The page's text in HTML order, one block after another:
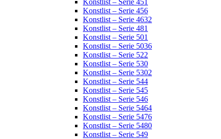
Konstlist – Serie 451
Konstlist – Serie 456
Konstlist – Serie 4632
Konstlist – Serie 481
Konstlist – Serie 501
Konstlist – Serie 5036
Konstlist – Serie 522
Konstlist – Serie 530
Konstlist – Serie 5302
Konstlist – Serie 544
Konstlist – Serie 545
Konstlist – Serie 546
Konstlist – Serie 5464
Konstlist – Serie 5476
Konstlist – Serie 5480
Konstlist – Serie 549